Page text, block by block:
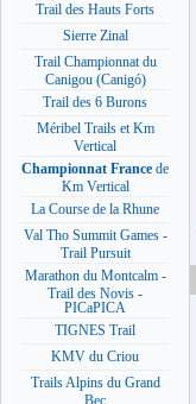
Trail des Hauts Forts
Sierre Zinal
Trail Championnat du
Canigou (Canigó)
Trail des 6 Burons
Méribel Trails et Km
Vertical
Championnat France de
Km Vertical
La Course de la Rhune
Val Tho Summit Games -
Trail Pursuit
Marathon du Montcalm -
Trail des Novis -
PICaPICA
TIGNES Trail
KMV du Criou
Trails Alpins du Grand
Bec